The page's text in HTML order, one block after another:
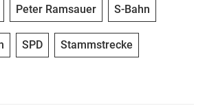
Peter Ramsauer S-Bahn
SPD Stammstrecke